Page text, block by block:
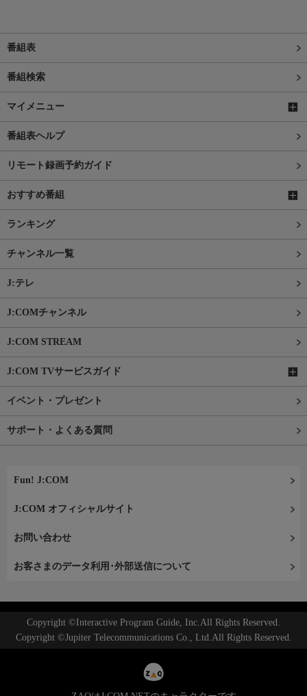
番組表
番組検索
マイメニュー
番組表ヘルプ
リモート録画予約ガイド
おすすめ番組
ランキング
チャンネル一覧
J:テレ
J:COMチャンネル
J:COM STREAM
J:COM TVサービスガイド
イベント・プレゼント
サポート・よくある質問
Fun! J:COM
J:COM オフィシャルサイト
お問い合わせ
お客さまのデータ利用･外部送信について
Copyright ©Interactive Program Guide, Inc.All Rights Reserved.
Copyright ©Jupiter Telecommunications Co., Ltd.All Rights Reserved.